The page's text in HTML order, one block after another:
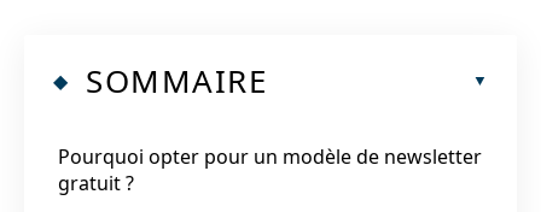
SOMMAIRE
Pourquoi opter pour un modèle de newsletter
gratuit ?